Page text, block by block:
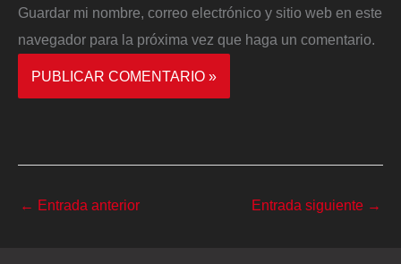
Guardar mi nombre, correo electrónico y sitio web en este
navegador para la próxima vez que haga un comentario.
← Entrada anterior Entrada siguiente →